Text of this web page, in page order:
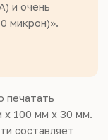
и очень
микрон)».
печатать
х 100 мм х 30 мм.
составляет